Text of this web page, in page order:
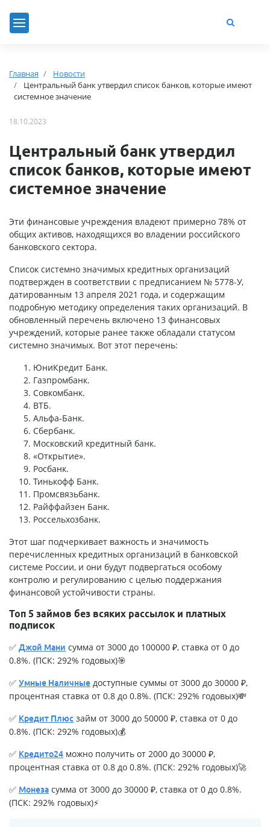
Главная
Новости
Центральный банк утвердил список банков, которые имеют
системное значение
18.10.2023
Центральный банк утвердил
список банков, которые имеют
системное значение
Эти финансовые учреждения владеют примерно 78% от
общих активов, находящихся во владении российского
банковского сектора.
Список системно значимых кредитных организаций
подтвержден в соответствии с предписанием № 5778-У,
датированным 13 апреля 2021 года, и содержащим
подробную методику определения таких организаций. В
обновленный перечень включено 13 финансовых
учреждений, которые ранее также обладали статусом
системно значимых. Вот этот перечень:
ЮниКредит Банк.
Газпромбанк.
Совкомбанк.
ВТБ.
Альфа-Банк.
Сбербанк.
Московский кредитный банк.
«Открытие».
Росбанк.
Тинькофф Банк.
Промсвязьбанк.
Райффайзен Банк.
Россельхозбанк.
Этот шаг подчеркивает важность и значимость
перечисленных кредитных организаций в банковской
системе России, и они будут подвергаться особому
контролю и регулированию с целью поддержания
финансовой устойчивости страны.
Топ 5 займов без всяких рассылок и платных
подписок
✅ Джой Мани сумма от 3000 до 100000 ₽, ставка от 0 до
0.8%. (ПСК: 292% годовых)🎯
✅ Умные Наличные доступные суммы от 3000 до 30000 ₽,
процентная ставка от 0.8 до 0.8%. (ПСК: 292% годовых)💸
✅ Кредит Плюс займ от 3000 до 50000 ₽, ставка от 0 до
0.8%. (ПСК: 292% годовых)💰
✅ Кредито24 можно получить от 2000 до 30000 ₽,
процентная ставка от 0.8 до 0.8%. (ПСК: 292% годовых)🚀
✅ Монеза сумма от 3000 до 30000 ₽, ставка от 0 до 0.8%.
(ПСК: 292% годовых)⚡